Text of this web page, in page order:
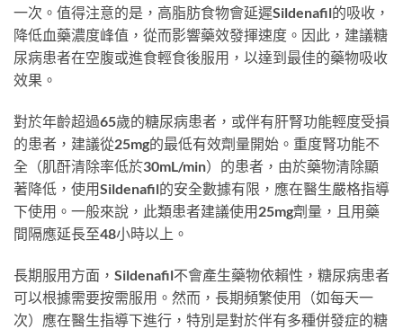
一次。值得注意的是，高脂肪食物會延遲Sildenafil的吸收，
降低血藥濃度峰值，從而影響藥效發揮速度。因此，建議糖
尿病患者在空腹或進食輕食後服用，以達到最佳的藥物吸收
效果。
對於年齡超過65歲的糖尿病患者，或伴有肝腎功能輕度受損
的患者，建議從25mg的最低有效劑量開始。重度腎功能不
全（肌酐清除率低於30mL/min）的患者，由於藥物清除顯
著降低，使用Sildenafil的安全數據有限，應在醫生嚴格指導
下使用。一般來說，此類患者建議使用25mg劑量，且用藥
間隔應延長至48小時以上。
長期服用方面，Sildenafil不會產生藥物依賴性，糖尿病患者
可以根據需要按需服用。然而，長期頻繁使用（如每天一
次）應在醫生指導下進行，特別是對於伴有多種併發症的糖